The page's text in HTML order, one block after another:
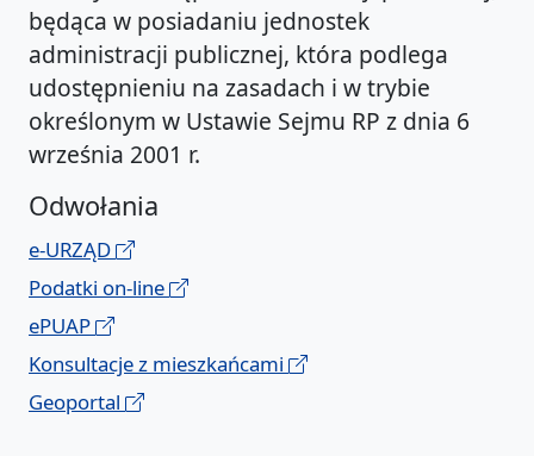
będąca w posiadaniu jednostek
administracji publicznej, która podlega
udostępnieniu na zasadach i w trybie
określonym w Ustawie Sejmu RP z dnia 6
września 2001 r.
Odwołania
e-URZĄD
Podatki on-line
ePUAP
Konsultacje z mieszkańcami
Geoportal